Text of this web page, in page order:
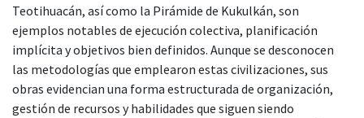
Teotihuacán, así como la Pirámide de Kukulkán, son
ejemplos notables de ejecución colectiva, planificación
implícita y objetivos bien definidos. Aunque se desconocen
las metodologías que emplearon estas civilizaciones, sus
obras evidencian una forma estructurada de organización,
gestión de recursos y habilidades que siguen siendo